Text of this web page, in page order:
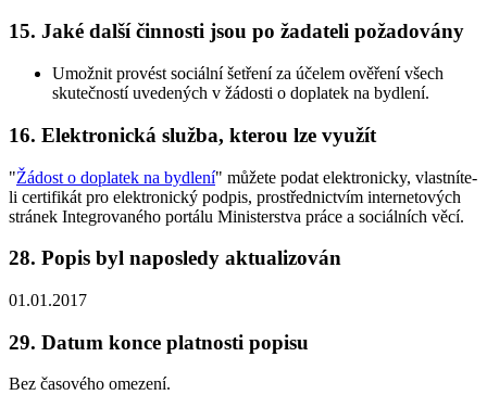
15. Jaké další činnosti jsou po žadateli požadovány
Umožnit provést sociální šetření za účelem ověření všech
skutečností uvedených v žádosti o doplatek na bydlení.
16. Elektronická služba, kterou lze využít
"Žádost o doplatek na bydlení" můžete podat elektronicky, vlastníte-
li certifikát pro elektronický podpis, prostřednictvím internetových
stránek Integrovaného portálu Ministerstva práce a sociálních věcí.
28. Popis byl naposledy aktualizován
01.01.2017
29. Datum konce platnosti popisu
Bez časového omezení.